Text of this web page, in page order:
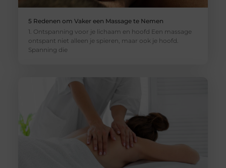
5 Redenen om Vaker een Massage te Nemen
1. Ontspanning voor je lichaam en hoofd Een massage
ontspant niet alleen je spieren, maar ook je hoofd.
Spanning die